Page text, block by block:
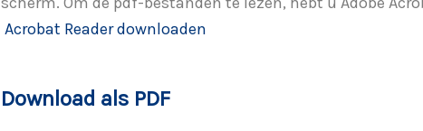
Acrobat Reader downloaden
Download als PDF